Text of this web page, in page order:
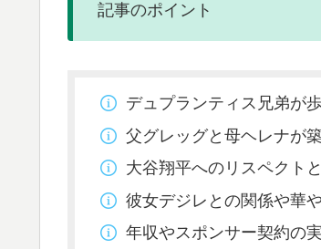
記事のポイント
デュプランティス兄弟が
父グレッグと母ヘレナが
大谷翔平へのリスペクト
彼女デジレとの関係や華
年収やスポンサー契約の